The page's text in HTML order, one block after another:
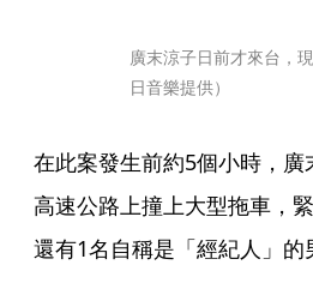
廣末涼子日前才來台，
日音樂提供）
在此案發生前約5個小時，
高速公路上撞上大型拖車，
還有1名自稱是「經紀人」